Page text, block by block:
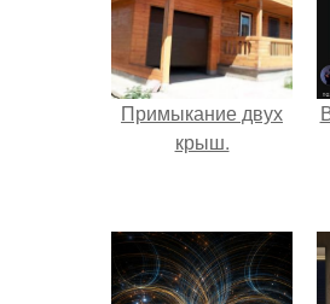
Примыкание двух
крыш.